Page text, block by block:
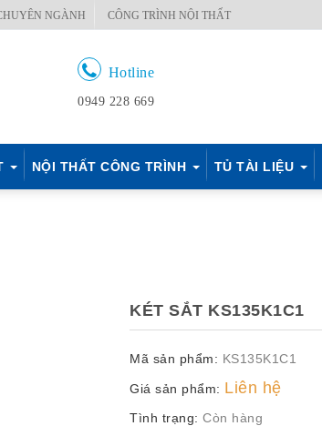
NGÀNH CÔNG TRÌNH NỘI THẤT
Hotline
0949 228 669
NỘI THẤT CÔNG TRÌNH TỦ TÀI LIỆU
KÉT SẮT KS135K1C1
Mã sản phẩm: KS135K1C1
Giá sản phẩm: Liên hệ
Tình trạng: Còn hàng